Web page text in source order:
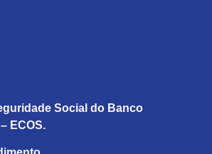
Social do Banco
ECOS.